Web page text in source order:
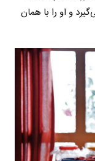
و او را با همان